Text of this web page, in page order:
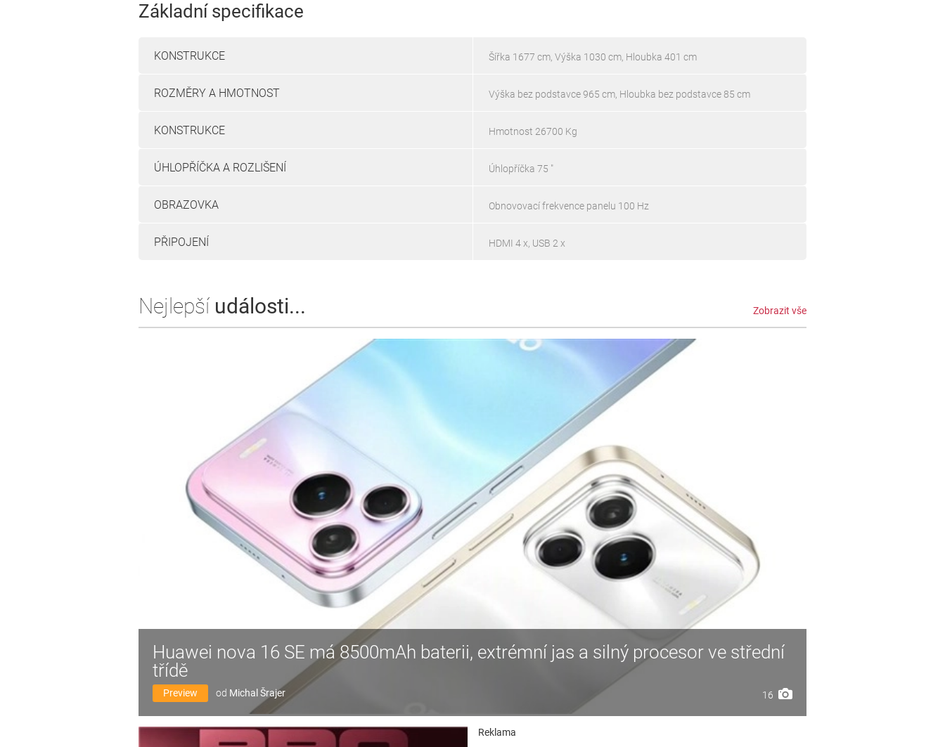
Základní specifikace
KONSTRUKCE Šířka 1677 cm, Výška 1030 cm, Hloubka 401 cm
ROZMĚRY A HMOTNOST Výška bez podstavce 965 cm, Hloubka bez podstavce 85 cm
KONSTRUKCE Hmotnost 26700 Kg
ÚHLOPŘÍČKA A ROZLIŠENÍ Úhlopříčka 75 "
OBRAZOVKA Obnovovací frekvence panelu 100 Hz
PŘIPOJENÍ HDMI 4 x, USB 2 x
Nejlepší události... Zobrazit vše
Huawei nova 16 SE má 8500mAh baterii, extrémní jas a silný procesor ve střední
třídě
Preview od Michal Šrajer 16
Reklama